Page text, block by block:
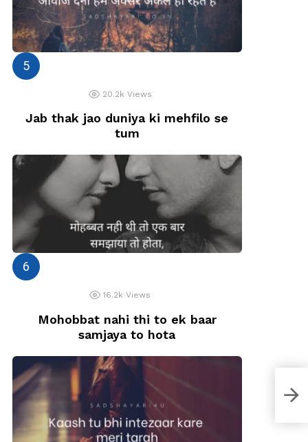
20.2k Views
Jab thak jao duniya ki mehfilo se
tum
16.2k Views
Mohobbat nahi thi to ek baar
samjaya to hota